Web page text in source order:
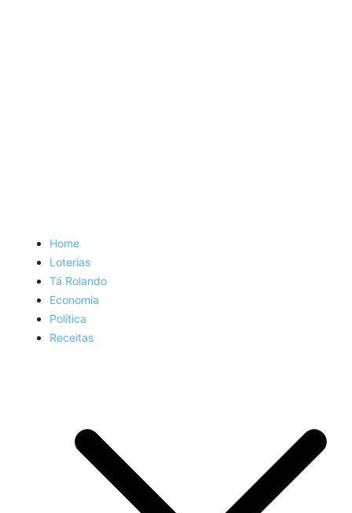
Home
Loterias
Tá Rolando
Economia
Política
Receitas